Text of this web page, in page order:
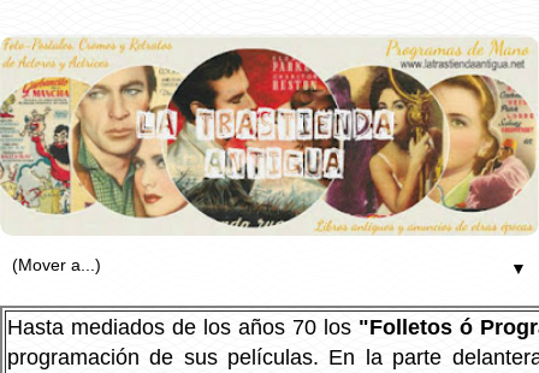
▼
Hasta mediados de los años 70 los "Folletos ó
programación de sus películas. En la parte